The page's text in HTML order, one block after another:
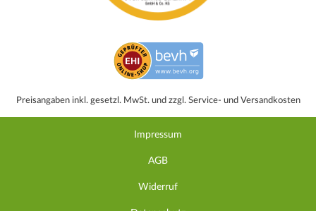
Preisangaben inkl. gesetzl. MwSt. und zzgl. Service- und Versandkosten
Impressum
AGB
Widerruf